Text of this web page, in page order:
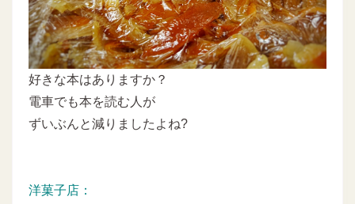
好きな本はありますか？
電車でも本を読む人が
ずいぶんと減りましたよね?
洋菓子店：